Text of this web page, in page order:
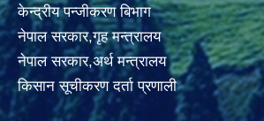
केन्द्रीय पन्जीकरण बिभाग
नेपाल सरकार,गृह मन्त्रालय
नेपाल सरकार,अर्थ मन्त्रालय
किसान सूचीकरण दर्ता प्रणाली